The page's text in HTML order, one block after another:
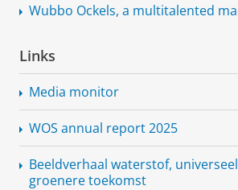
Wubbo Ockels, a multitalented
Links
Media monitor
WOS annual report 2025
Beeldverhaal waterstof,
groenere toekomst